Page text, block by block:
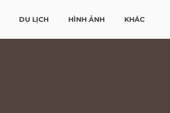
DU LỊCH HÌNH ẢNH KHÁC